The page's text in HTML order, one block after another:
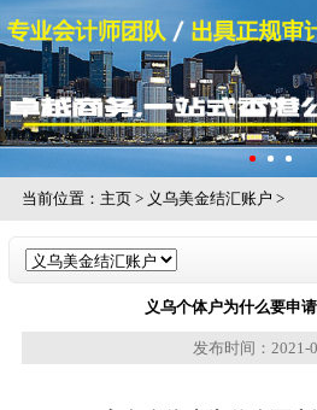
当前位置： 主页> 义乌美金结汇账户 >
义乌个体户为什么要申
发布时间：2021-